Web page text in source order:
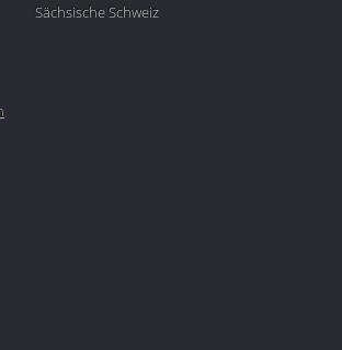
Sächsische Schweiz